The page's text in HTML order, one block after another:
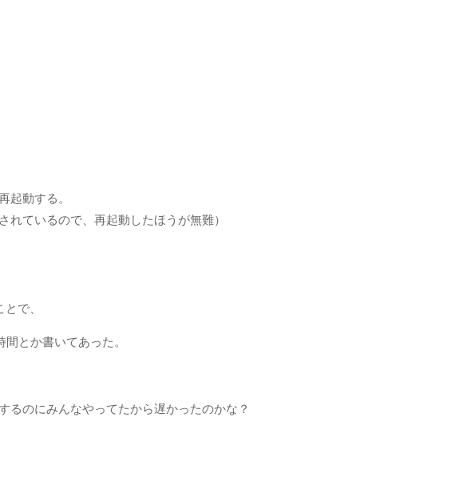
起動する。
れているので、再起動したほうが無難）
で、
とか書いてあった。
るのにみんなやってたから遅かったのかな？